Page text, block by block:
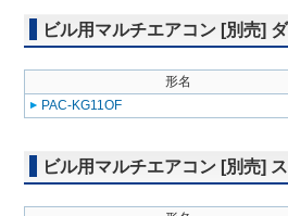
ビル用マルチエアコン [別売]
形名
PAC-KG11OF
ビル用マルチエアコン [別売]